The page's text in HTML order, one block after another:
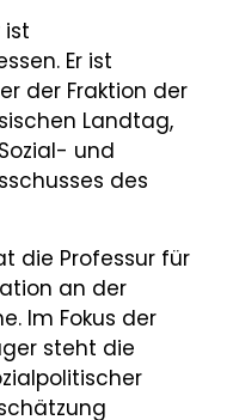
ist
Er ist
der Fraktion der
Landtag,
und
des
die Professur für
an der
Im Fokus der
steht die